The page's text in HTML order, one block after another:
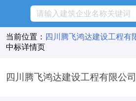
当前位置： 四川腾飞鸿达建设工程有
中标详情页
四川腾飞鸿达建设工程有限公司